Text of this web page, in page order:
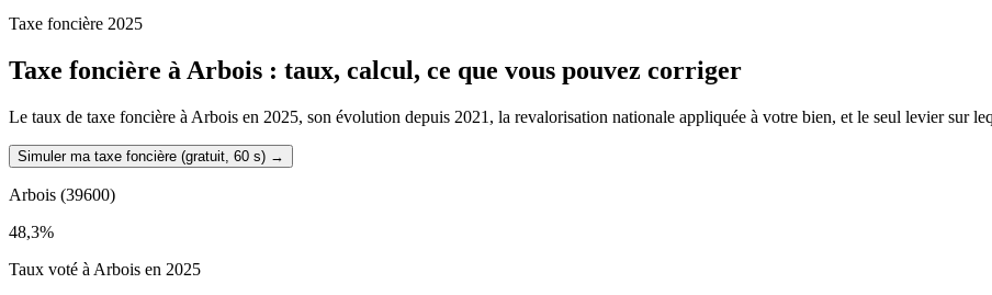
Taxe foncière 2025
Taxe foncière à Arbois : taux, calcul, ce que vous pouvez corriger
Le taux de taxe foncière à Arbois en 2025, son évolution depuis 2021, la revalorisation nationale appliquée à votre bien, et le seul levier sur
Simuler ma taxe foncière (gratuit, 60 s) →
Arbois (39600)
48,3%
Taux voté à Arbois en 2025